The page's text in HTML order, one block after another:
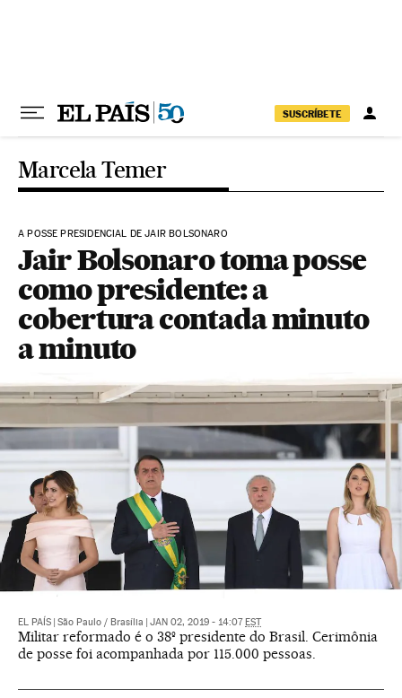
SUSCRÍBETE
Marcela Temer
A POSSE PRESIDENCIAL DE JAIR BOLSONARO
Jair Bolsonaro toma posse
como presidente: a
cobertura contada minuto
a minuto
EL PAÍS São Paulo / Brasília JAN 02, 2019 - 14:07 EST
Militar reformado é o 38º presidente do Brasil. Cerimônia
de posse foi acompanhada por 115.000 pessoas.